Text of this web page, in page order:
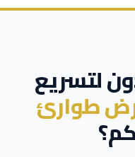
لتسريع
طوارئ